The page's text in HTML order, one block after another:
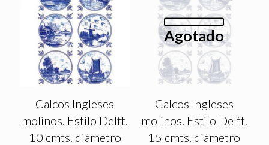
Calcos Ingleses
molinos. Estilo Delft.
10 cmts. diámetro
Agotado
Calcos Ingleses
molinos. Estilo Delft.
15 cmts. diámetro